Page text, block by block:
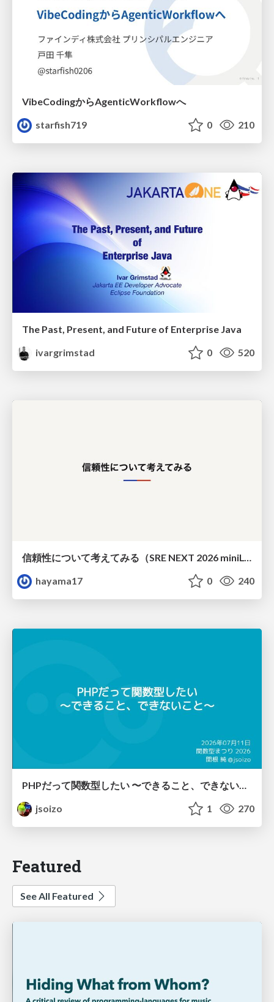
VibeCodingからAgenticWorkflowへ
starfish719
0 210
The Past, Present, and Future of Enterprise Java
ivargrimstad
0 520
hayama17
0 240
PHPだって関数型したい 〜できること、できないこと〜 / fp-in-php
jsoizo
1 270
Featured
See All Featured